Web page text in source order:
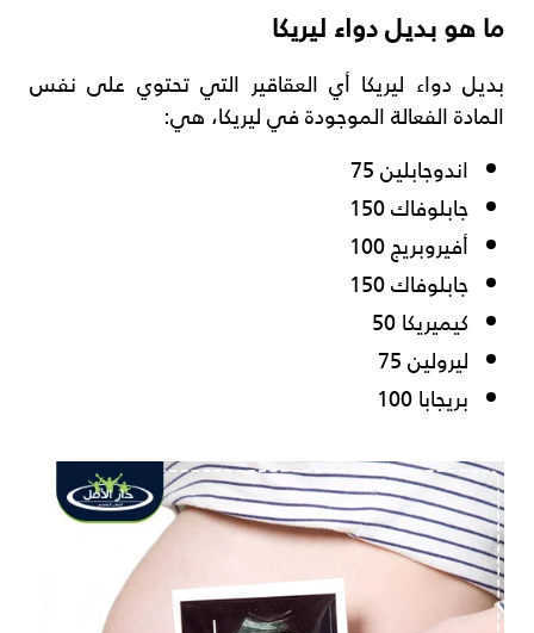
ما هو بديل دواء ليريكا
بديل دواء ليريكا أي العقاقير التي تحتوي على نفس
المادة الفعالة الموجودة في ليريكا، هي:
اندوجابلين 75
جابلوفاك 150
أفيروبريج 100
جابلوفاك 150
كيميريكا 50
ليرولين 75
بريجابا 100